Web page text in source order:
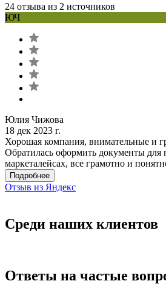
24 отзыва из 2 источников
ЮЧ
Юлия Чижова
18 дек 2023 г.
Хорошая компания, внимательные и
Обратилась оформить документы
маркеталейсах, все грамотно и
Подробнее
Отзыв из Яндекс
Среди наших клиентов
Ответы на частые